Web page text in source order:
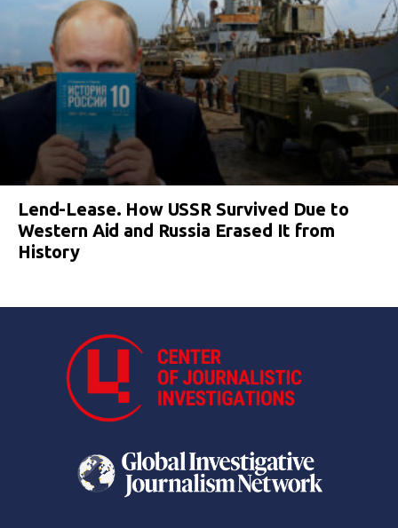
Lend-Lease. How USSR Survived Due to
Western Aid and Russia Erased It from
History